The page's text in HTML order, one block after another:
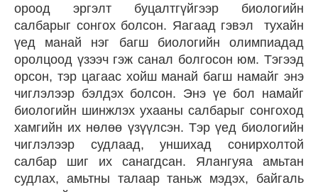
ороод эргэлт буцалтгүйгээр биологийн
салбарыг сонгох болсон. Яагаад гэвэл тухайн
үед манай нэг багш биологийн олимпиадад
оролцоод үзээч гэж санал болгосон юм. Тэгээд
орсон, тэр цагаас хойш манай багш намайг энэ
чиглэлээр бэлдэх болсон. Энэ үе бол намайг
биологийн шинжлэх ухааны салбарыг сонгоход
хамгийн их нөлөө үзүүлсэн. Тэр үед биологийн
чиглэлээр судлаад, уншихад сонирхолтой
салбар шиг их санагдсан. Ялангуяа амьтан
судлах, амьтны талаар таньж мэдэх, байгаль